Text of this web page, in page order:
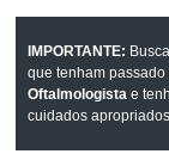
IMPORTANTE:
que tenham
Oftalmologista e
cuidados